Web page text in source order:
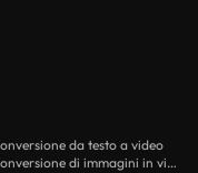
da testo a video
Flussi di lavoro di intelligenza artificiale per la conversione di immagini in video